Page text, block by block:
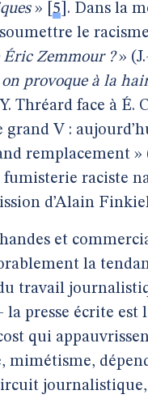
» 5 . Dans la
le
Éric Zemmour ?»
provoque à la
Thréard face à É.
grand V :
remplacement »
raciste
d’Alain
et
la
travail
presse écrite est
qui
mimétisme,